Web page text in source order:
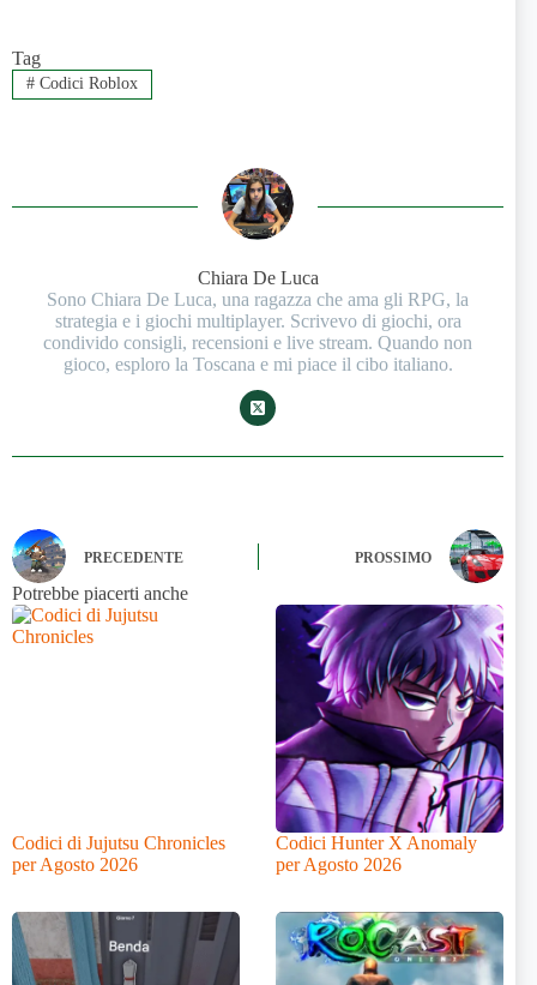
Tag
#Codici Roblox
Chiara De Luca
Sono Chiara De Luca, una ragazza che ama gli RPG, la
strategia e i giochi multiplayer. Scrivevo di giochi, ora
condivido consigli, recensioni e live stream. Quando non
gioco, esploro la Toscana e mi piace il cibo italiano.
PRECEDENTE PROSSIMO
Potrebbe piacerti anche
Codici di Jujutsu Chronicles
per Agosto 2026
Codici Hunter X Anomaly
per Agosto 2026